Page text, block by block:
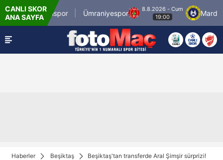
CANLI SKOR
ANA SAYFA
İstanbulspor Ümraniyespor
8.8.2026 - Cum
19:00
Mardin
Haberler Beşiktaş Beşiktaş'tan transferde Aral Şimşir sürprizi!